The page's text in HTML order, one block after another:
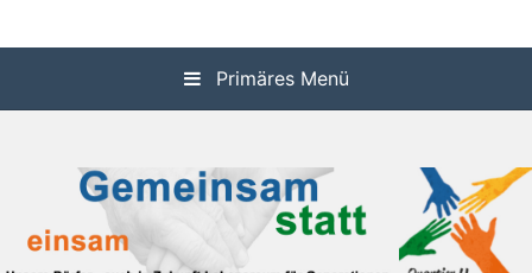
Inhalt
Quartier 4Primäres Menü